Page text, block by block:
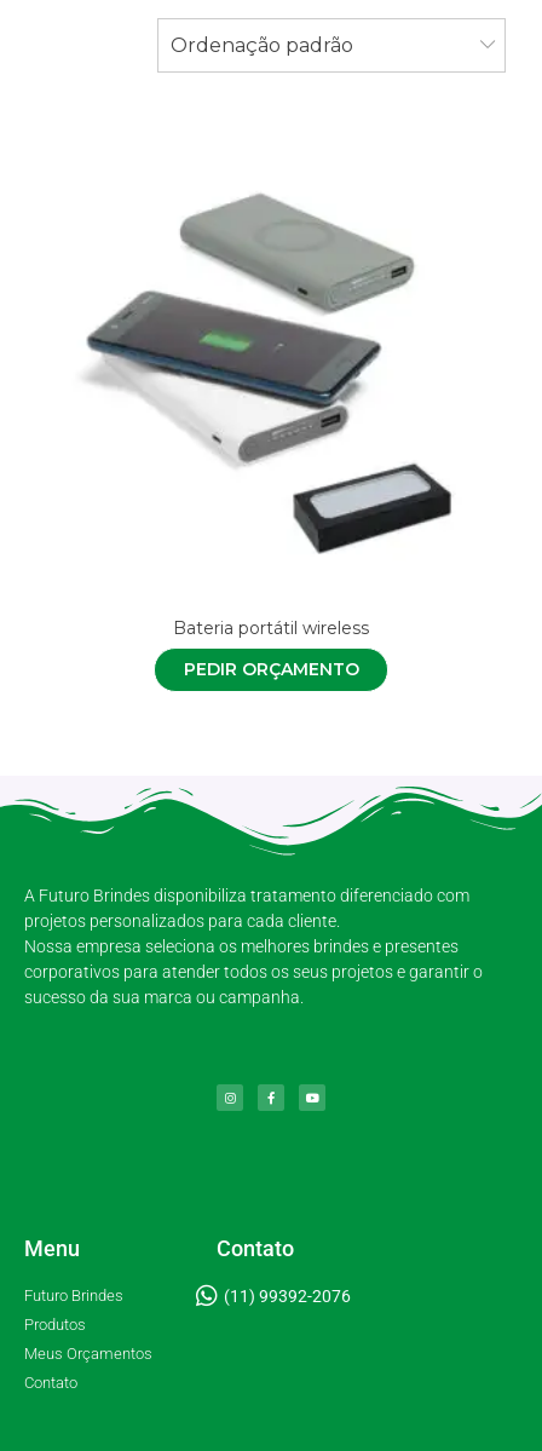
Ordenação padrão
Bateria portátil wireless
PEDIR ORÇAMENTO
A Futuro Brindes disponibiliza tratamento diferenciado com
projetos personalizados para cada cliente.
Nossa empresa seleciona os melhores brindes e presentes
corporativos para atender todos os seus projetos e garantir o
sucesso da sua marca ou campanha.
Menu
Futuro Brindes
Produtos
Meus Orçamentos
Contato
Contato
(11) 99392-2076